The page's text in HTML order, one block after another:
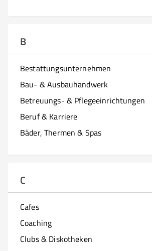
B
Bestattungsunternehmen
Bau- & Ausbauhandwerk
Betreuungs- & Pflegeeinrichtungen
Beruf & Karriere
Bäder, Thermen & Spas
C
Cafes
Coaching
Clubs & Diskotheken